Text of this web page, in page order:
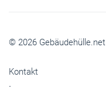
© 2026 Gebäudehülle.net
Kontakt